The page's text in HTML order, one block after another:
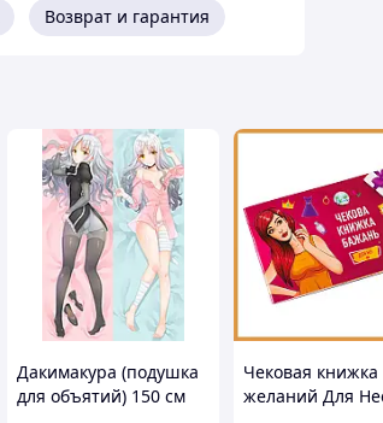
Возврат и гарантия
Дакимакура (подушка
для объятий) 150 см
Чековая книжка
желаний Для